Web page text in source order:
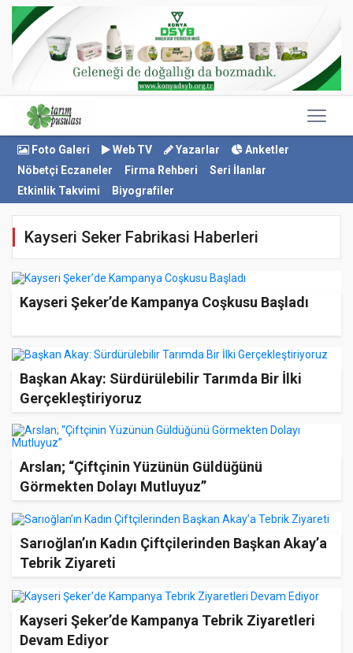
Foto Galeri Web TV Yazarlar
Anketler
Nöbetçi Eczaneler
Firma Rehberi
Seri İlanlar
Etkinlik Takvimi
Biyografiler
Kayseri Seker Fabrikasi Haberleri
Kayseri Şeker’de Kampanya Coşkusu Başladı
Başkan Akay: Sürdürülebilir Tarımda Bir İlki
Gerçekleştiriyoruz
Arslan; “Çiftçinin Yüzünün Güldüğünü
Görmekten Dolayı Mutluyuz”
Sarıoğlan’ın Kadın Çiftçilerinden Başkan Akay’a
Tebrik Ziyareti
Kayseri Şeker’de Kampanya Tebrik Ziyaretleri
Devam Ediyor